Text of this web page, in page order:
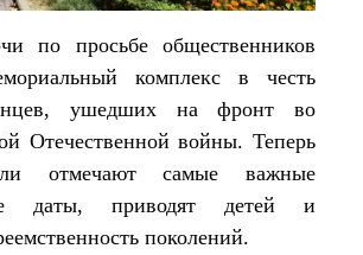
по просьбе общественников
комплекс в честь
ушедших на фронт во
Отечественной войны. Теперь
отмечают самые важные
даты, приводят детей и
поколений.